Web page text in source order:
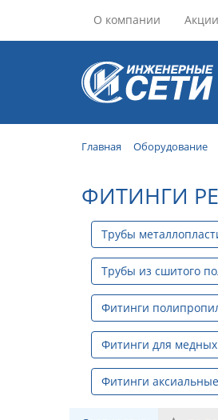
О компании Акции
Главная Оборудование
ФИТИНГИ
Трубы
Трубы из сшитого
Фитинги
Фитинги для
Фитинги аксиальные